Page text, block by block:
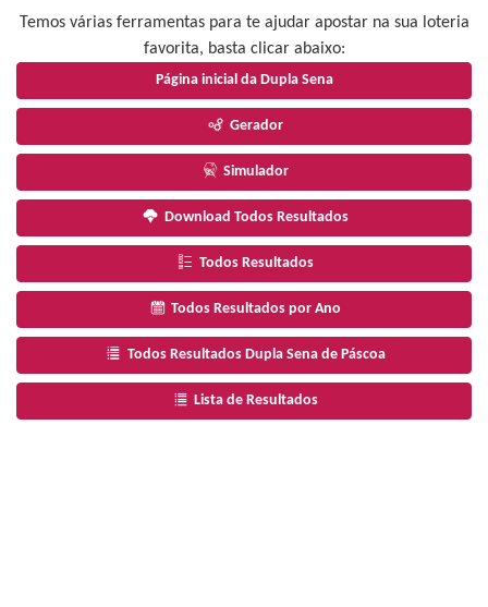
Temos várias ferramentas para te ajudar apostar na sua loteria
favorita, basta clicar abaixo:
Página inicial da Dupla Sena
Gerador
Simulador
Download Todos Resultados
Todos Resultados
Todos Resultados por Ano
Todos Resultados Dupla Sena de Páscoa
Lista de Resultados